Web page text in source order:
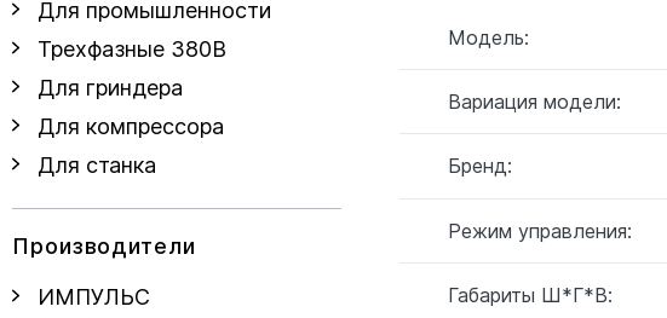
Для промышленности
Трехфазные 380В
Для гриндера
Для компрессора
Для станка
Производители
ИМПУЛЬС
Модель:
Вариация модели:
Бренд:
Режим управления:
Габариты Ш*Г*В: